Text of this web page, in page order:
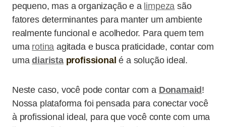
pequeno, mas a organização e a limpeza são
fatores determinantes para manter um ambiente
realmente funcional e acolhedor. Para quem tem
uma rotina agitada e busca praticidade, contar com
umadiaristaprofissional é a solução ideal.
Neste caso, você pode contar com a Donamaid!
Nossa plataforma foi pensada para conectar você
à profissional ideal, para que você conte com uma